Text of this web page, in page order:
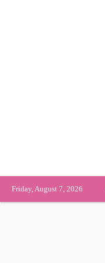
Friday, August 7, 2026